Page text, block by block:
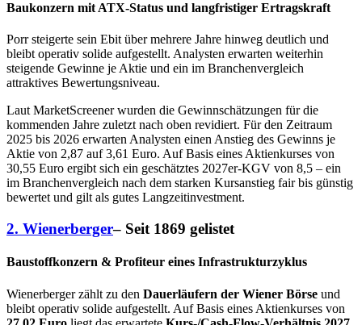
Baukonzern mit ATX‑Status und langfristiger Ertragskraft
Porr steigerte sein Ebit über mehrere Jahre hinweg deutlich und
bleibt operativ solide aufgestellt. Analysten erwarten weiterhin
steigende Gewinne je Aktie und ein im Branchenvergleich
attraktives Bewertungsniveau.
LautMarketScreenerwurden die Gewinnschätzungen für die
kommenden Jahre zuletzt nach oben revidiert. Für den Zeitraum
2025 bis 2026 erwarten Analysten einen Anstieg des Gewinns je
Aktie von 2,87 auf 3,61 Euro. Auf Basis eines Aktienkurses von
30,55 Euro ergibt sich ein geschätztes 2027er‑KGV von 8,5 – ein
im Branchenvergleich nach dem starken Kursanstieg fair bis günstig
bewertet und gilt als gutes Langzeitinvestment.
2. Wienerberger– Seit 1869 gelistet
Baustoffkonzern & Profiteur eines Infrastrukturzyklus
Wienerberger zählt zu den Dauerläufern der Wiener Börse und
bleibt operativ solide aufgestellt. Auf Basis eines Aktienkurses von